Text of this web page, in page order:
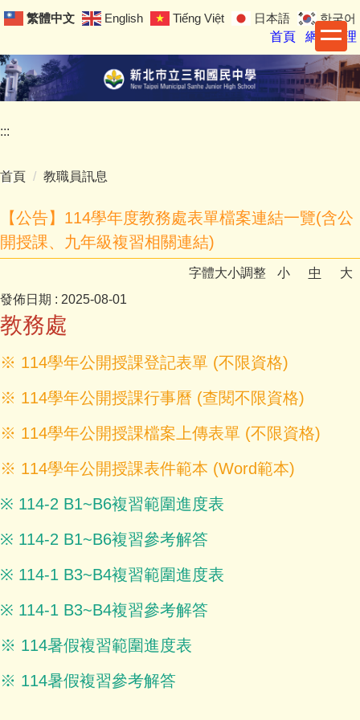
跳
要
內
區
繁體中文 English Tiếng Việt 日本語
한국어
首頁
網站管理
:::
首頁 教職員訊息
【公告】114學年度教務處表單檔案連結一覽(含公
開授課、九年級複習相關連結)
字體大小調整 小 中
大
發佈日期 : 2025-08-01
教務處
※ 114學年公開授課登記表單 (不限資格)
※ 114學年公開授課行事曆 (查閱不限資格)
※ 114學年公開授課檔案上傳表單 (不限資格)
※ 114學年公開授課表件範本 (Word範本)
※ 114-2 B1~B6複習範圍進度表
※ 114-2 B1~B6複習參考解答
※ 114-1 B3~B4複習範圍進度表
※ 114-1 B3~B4複習參考解答
※ 114暑假複習範圍進度表
※ 114暑假複習參考解答